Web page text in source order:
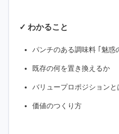
✓ わかること
パンチのある調味料 ｢魅惑
既存の何を置き換えるか
バリュープロポジションと
価値のつくり方